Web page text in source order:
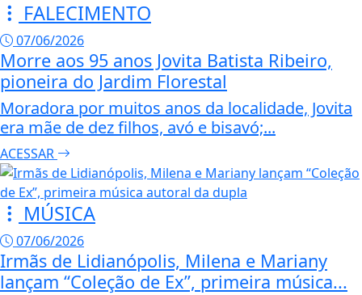
FALECIMENTO
07/06/2026
Morre aos 95 anos Jovita Batista Ribeiro,
pioneira do Jardim Florestal
Moradora por muitos anos da localidade, Jovita
era mãe de dez filhos, avó e bisavó;...
ACESSAR
MÚSICA
07/06/2026
Irmãs de Lidianópolis, Milena e Mariany
lançam “Coleção de Ex”, primeira música...